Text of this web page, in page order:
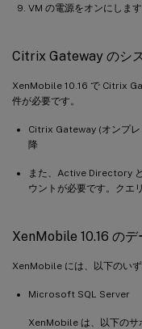
VM の電源をオンにします
Citrix Gateway のシ
XenMobile 10.16 で Citrix
件が必要です。
Citrix Gateway (オンプレ
降
また、Active Directory
ウントが必要です。クエ
XenMobile 10.16 の
XenMobile には、以下のい
Microsoft SQL Server
XenMobile は、以下のサ